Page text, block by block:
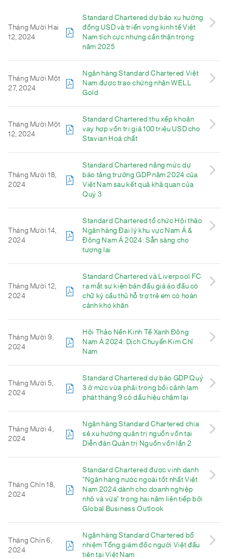
Tháng Mười Hai
12, 2024
Standard Chartered dự báo xu hướng
đồng USD và triển vọng kinh tế Việt
Nam tích cực nhưng cần thận trọng
năm 2025
Tháng Mười Một
27, 2024
Ngân hàng Standard Chartered Việt
Nam được trao chứng nhận WELL
Gold
Tháng Mười Một
12, 2024
Standard Chartered thu xếp khoản
vay hợp vốn trị giá 100 triệu USD cho
Stavian Hoá chất
Tháng Mười 18,
2024
Standard Chartered nâng mức dự
báo tăng trưởng GDP năm 2024 của
Việt Nam sau kết quả khả quan của
Quý 3
Tháng Mười 14,
2024
Standard Chartered tổ chức Hội thảo
Ngân hàng Đại lý khu vực Nam Á &
Đông Nam Á 2024: Sẵn sàng cho
tương lai
Tháng Mười 12,
2024
Standard Chartered và Liverpool FC
ra mắt sự kiện bán đấu giá áo đấu có
chữ ký cầu thủ hỗ trợ trẻ em có hoàn
cảnh khó khăn
Tháng Mười 9,
2024
Hội Thảo Nền Kinh Tế Xanh Đông
Nam Á 2024: Dịch Chuyển Kim Chỉ
Nam
Tháng Mười 5,
2024
Standard Chartered dự báo GDP Quý
3 ở mức vừa phải trong bối cảnh lạm
phát tháng 9 có dấu hiệu chậm lại
Tháng Mười 4,
2024
Ngân hàng Standard Chartered chia
sẻ xu hướng quản trị nguồn vốn tại
Diễn đàn Quản trị Nguồn vốn lần 2
Tháng Chín 18,
2024
Standard Chartered được vinh danh
“Ngân hàng nước ngoài tốt nhất Việt
Nam 2024 dành cho doanh nghiệp
nhỏ và vừa” trong hai năm liên tiếp bởi
Global Business Outlook
Tháng Chín 6,
2024
Ngân hàng Standard Chartered bổ
nhiệm Tổng giám đốc người Việt đầu
tiên tại Việt Nam